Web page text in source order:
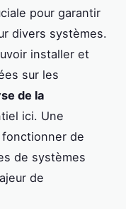
pour garantir
divers systèmes.
installer et
sur les
de la
ici. Une
de
de systèmes
de